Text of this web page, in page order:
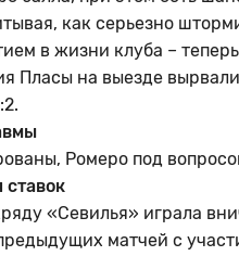
как серьезно
в жизни клуба –
Пласы на выезде
Ромеро под
«Севилья» играла
матчей с